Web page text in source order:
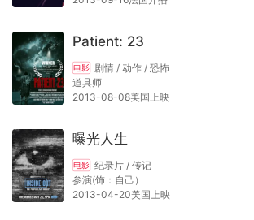
Patient: 23
电影 剧情 / 动作 / 恐怖
道具师
2013-08-08美国上映
曝光人生
电影 纪录片 / 传记
参演(饰：自己）
2013-04-20美国上映